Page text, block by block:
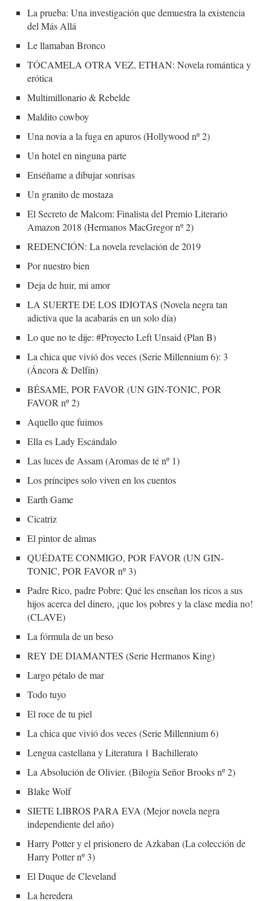
La prueba: Una investigación que demuestra la existencia
del Más Allá
Le llamaban Bronco
TÓCAMELA OTRA VEZ, ETHAN: Novela romántica y
erótica
Multimillonario & Rebelde
Maldito cowboy
Una novia a la fuga en apuros (Hollywood nº 2)
Un hotel en ninguna parte
Enséñame a dibujar sonrisas
Un granito de mostaza
El Secreto de Malcom: Finalista del Premio Literario
Amazon 2018 (Hermanos MacGregor nº 2)
REDENCIÓN: La novela revelación de 2019
Por nuestro bien
Deja de huir, mi amor
LA SUERTE DE LOS IDIOTAS (Novela negra tan
adictiva que la acabarás en un solo día)
Lo que no te dije: #Proyecto Left Unsaid (Plan B)
La chica que vivió dos veces (Serie Millennium 6): 3
(Áncora & Delfín)
BÉSAME, POR FAVOR (UN GIN-TONIC, POR
FAVOR nº 2)
Aquello que fuimos
Ella es Lady Escándalo
Las luces de Assam (Aromas de té nº 1)
Los príncipes solo viven en los cuentos
Earth Game
Cicatriz
El pintor de almas
QUÉDATE CONMIGO, POR FAVOR (UN GIN-
TONIC, POR FAVOR nº 3)
Padre Rico, padre Pobre: Qué les enseñan los ricos a sus
hijos acerca del dinero, ¡que los pobres y la clase media no!
(CLAVE)
La fórmula de un beso
REY DE DIAMANTES (Serie Hermanos King)
Largo pétalo de mar
Todo tuyo
El roce de tu piel
La chica que vivió dos veces (Serie Millennium 6)
Lengua castellana y Literatura 1 Bachillerato
La Absolución de Olivier. (Bilogía Señor Brooks nº 2)
Blake Wolf
SIETE LIBROS PARA EVA (Mejor novela negra
independiente del año)
Harry Potter y el prisionero de Azkaban (La colección de
Harry Potter nº 3)
El Duque de Cleveland
La heredera